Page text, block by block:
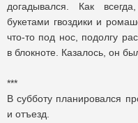
догадывался. Как
букетами гвоздики и
что-то под нос, подолгу
в блокноте. Казалось, он
***
В субботу планировался
и отъезд.